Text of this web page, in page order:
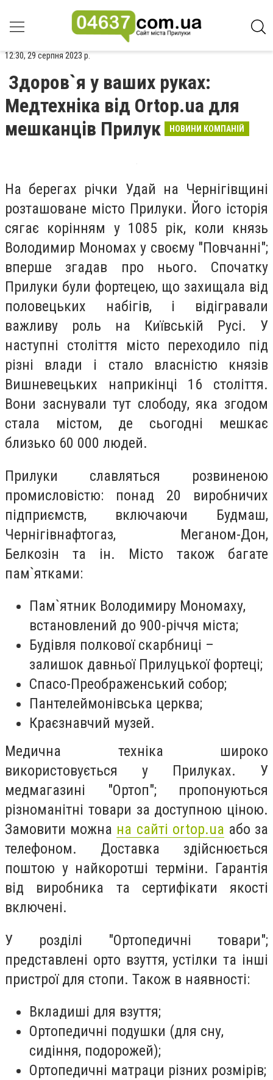
12:30, 29 серпня 2023 р.
Здоров`я у ваших руках:
Медтехніка від Ortop.ua для
мешканців Прилук
НОВИНИ КОМПАНІЙ
На берегах річки Удай на Чернігівщині
розташоване місто Прилуки. Його історія
сягає корінням у 1085 рік, коли князь
Володимир Мономах у своєму "Повчанні";
вперше згадав про нього. Спочатку
Прилуки були фортецею, що захищала від
половецьких набігів, і відігравали
важливу роль на Київській Русі. У
наступні століття місто переходило під
різні влади і стало власністю князів
Вишневецьких наприкінці 16 століття.
Вони заснували тут слободу, яка згодом
стала містом, де сьогодні мешкає
близько 60 000 людей.
Прилуки славляться розвиненою
промисловістю: понад 20 виробничих
підприємств, включаючи Будмаш,
Чернігівнафтогаз, Меганом-Дон,
Белкозін та ін. Місто також багате
пам`ятками:
Пам`ятник Володимиру Мономаху,
встановлений до 900-річчя міста;
Будівля полкової скарбниці –
залишок давньої Прилуцької фортеці;
Спасо-Преображенський собор;
Пантелеймонівська церква;
Краєзнавчий музей.
Медична техніка широко
використовується у Прилуках. У
медмагазині "Ортоп"; пропонуються
різноманітні товари за доступною ціною.
Замовити можна на сайті ortop.ua або за
телефоном. Доставка здійснюється
поштою у найкоротші терміни. Гарантія
від виробника та сертифікати якості
включені.
У розділі "Ортопедичні товари";
представлені орто взуття, устілки та інші
пристрої для стопи. Також в наявності:
Вкладиші для взуття;
Ортопедичні подушки (для сну,
сидіння, подорожей);
Ортопедичні матраци різних розмірів;